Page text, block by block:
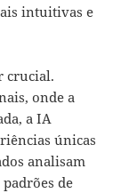
intuitivas e
crucial.
onde a
a IA
únicas
analisam
de